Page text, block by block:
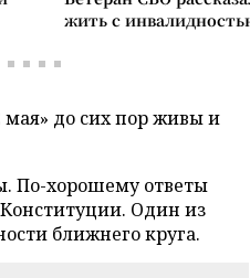
жить с
мая» до сих пор живы и
По-хорошему ответы
Один из
ближнего круга.